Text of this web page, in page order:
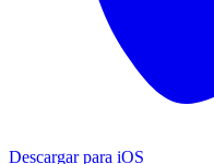
Descargar para iOS